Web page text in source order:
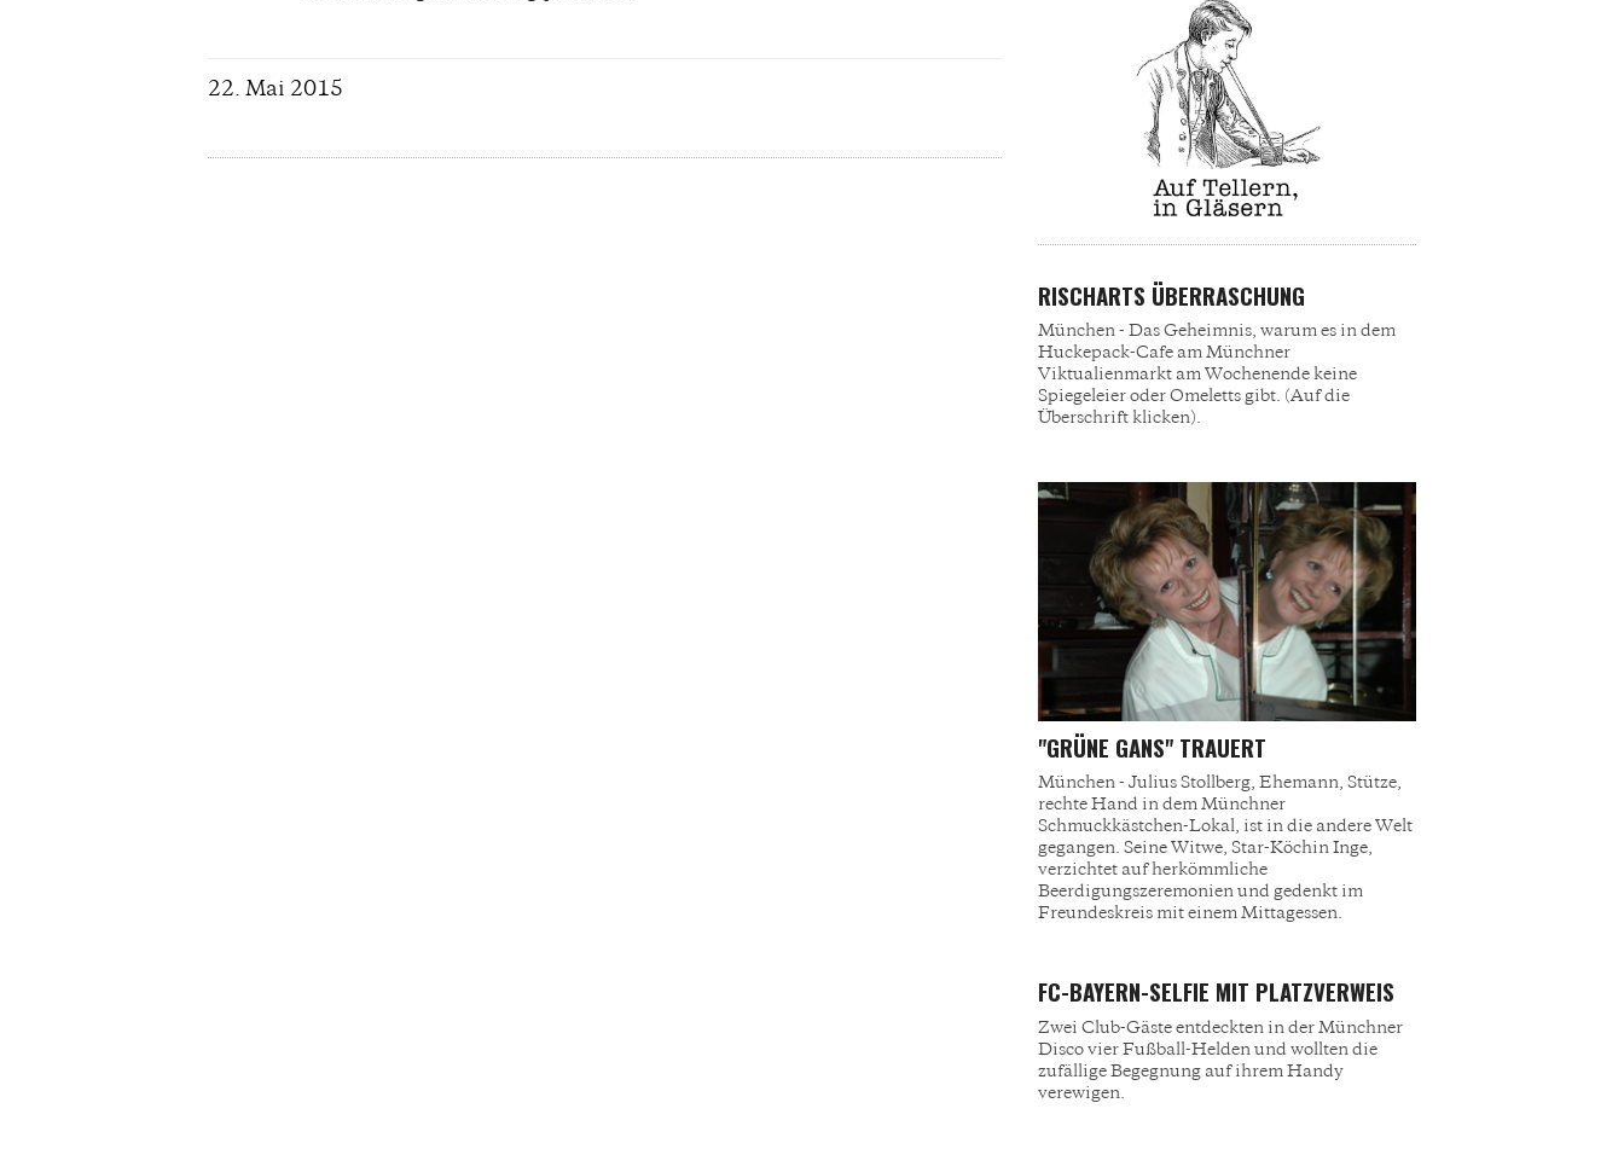
22. Mai 2015
RISCHARTS ÜBERRASCHUNG
München - Das Geheimnis, warum es in dem
Huckepack-Cafe am Münchner
Viktualienmarkt am Wochenende keine
Spiegeleier oder Omeletts gibt. (Auf die
Überschrift klicken).
"GRÜNE GANS" TRAUERT
München - Julius Stollberg, Ehemann, Stütze,
rechte Hand in dem Münchner
Schmuckkästchen-Lokal, ist in die andere Welt
gegangen. Seine Witwe, Star-Köchin Inge,
verzichtet auf herkömmliche
Beerdigungszeremonien und gedenkt im
Freundeskreis mit einem Mittagessen.
FC-BAYERN-SELFIE MIT PLATZVERWEIS
Zwei Club-Gäste entdeckten in der Münchner
Disco vier Fußball-Helden und wollten die
zufällige Begegnung auf ihrem Handy
verewigen.